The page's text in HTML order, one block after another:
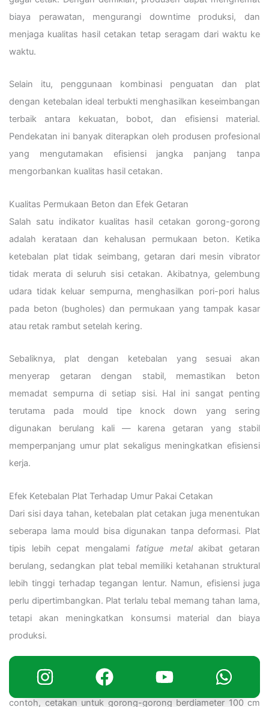
biaya perawatan, mengurangi downtime produksi, dan
menjaga kualitas hasil cetakan tetap seragam dari waktu ke
waktu.
Selain itu, penggunaan kombinasi penguatan dan plat
dengan ketebalan ideal terbukti menghasilkan keseimbangan
terbaik antara kekuatan, bobot, dan efisiensi material.
Pendekatan ini banyak diterapkan oleh produsen profesional
yang mengutamakan efisiensi jangka panjang tanpa
mengorbankan kualitas hasil cetakan.
Kualitas Permukaan Beton dan Efek Getaran
Salah satu indikator kualitas hasil cetakan gorong-gorong
adalah kerataan dan kehalusan permukaan beton. Ketika
ketebalan plat tidak seimbang, getaran dari mesin vibrator
tidak merata di seluruh sisi cetakan. Akibatnya, gelembung
udara tidak keluar sempurna, menghasilkan pori-pori halus
pada beton (bugholes) dan permukaan yang tampak kasar
atau retak rambut setelah kering.
Sebaliknya, plat dengan ketebalan yang sesuai akan
menyerap getaran dengan stabil, memastikan beton
memadat sempurna di setiap sisi. Hal ini sangat penting
terutama pada mould tipe knock down yang sering
digunakan berulang kali — karena getaran yang stabil
memperpanjang umur plat sekaligus meningkatkan efisiensi
kerja.
Efek Ketebalan Plat Terhadap Umur Pakai Cetakan
Dari sisi daya tahan, ketebalan plat cetakan juga menentukan
seberapa lama mould bisa digunakan tanpa deformasi. Plat
tipis lebih cepat mengalami fatigue metalakibat getaran
berulang, sedangkan plat tebal memiliki ketahanan struktural
lebih tinggi terhadap tegangan lentur. Namun, efisiensi juga
perlu dipertimbangkan. Plat terlalu tebal memang tahan lama,
tetapi akan meningkatkan konsumsi material dan biaya
produksi.
Dalam praktik industri, keseimbangan dicapai melalui analisis
tekanan beton dan jumlah siklus penggunaan mould. Sebagai
contoh, cetakan untuk gorong-gorong berdiameter 100 cm